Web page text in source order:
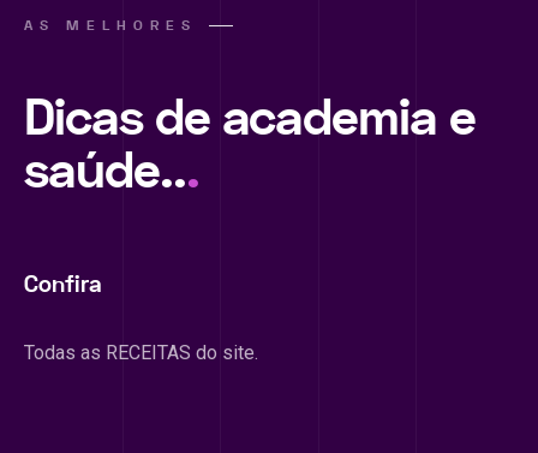
AS MELHORES
Dicas de academia e
saúde...
Confira
Todas as RECEITAS do site.